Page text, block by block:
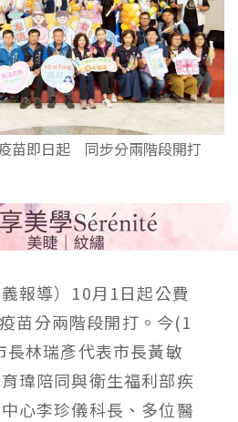
苗即日起 同步分兩階段開打
義報導）10月1日起公費
苗分兩階段開打。今(1
長林瑞彥代表市長黃敏
瑋陪同與衛生福利部疾
心李珍儀科長、多位醫